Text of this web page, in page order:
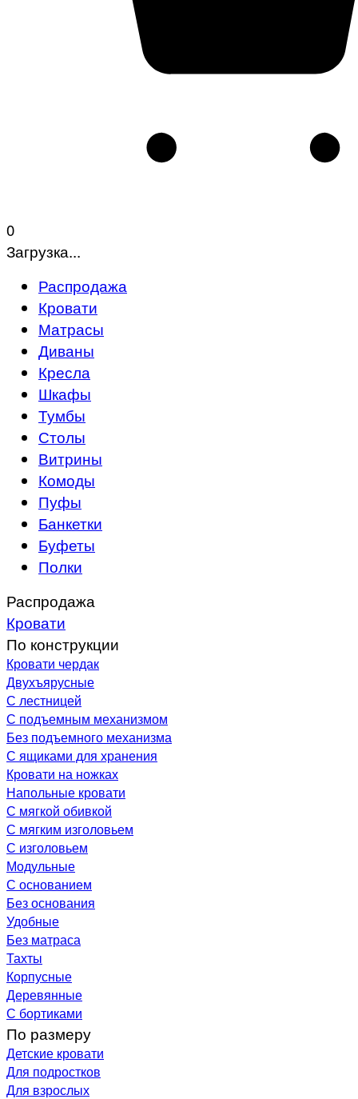
0
Загрузка...
Распродажа
Кровати
Матрасы
Диваны
Кресла
Шкафы
Тумбы
Столы
Витрины
Комоды
Пуфы
Банкетки
Буфеты
Полки
Распродажа
Кровати
По конструкции
Кровати чердак
Двухъярусные
С лестницей
С подъемным механизмом
Без подъемного механизма
С ящиками для хранения
Кровати на ножках
Напольные кровати
С мягкой обивкой
С мягким изголовьем
С изголовьем
Модульные
С основанием
Без основания
Удобные
Без матраса
Тахты
Корпусные
Деревянные
С бортиками
По размеру
Детские кровати
Для подростков
Для взрослых